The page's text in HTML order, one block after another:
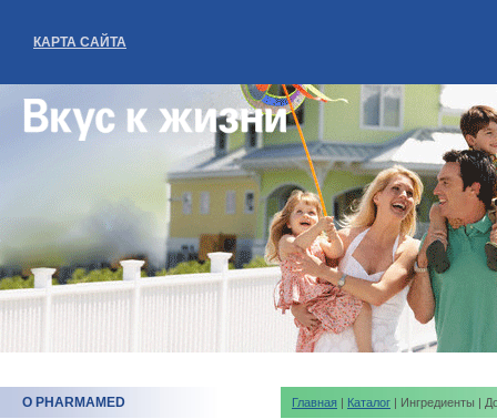
КАРТА САЙТА
О PHARMAMED Главная | Каталог | Ингредиенты |